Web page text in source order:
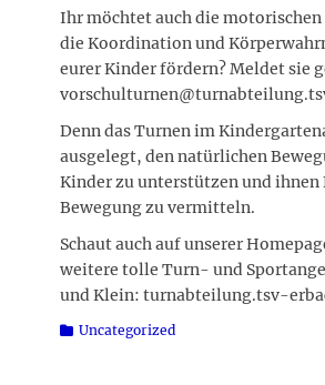
Ihr möchtet auch die
die Koordination und
eurer Kinder fördern? Meldet sie
Denn das Turnen im
ausgelegt, den natürlichen
Kinder zu unterstützen und ihnen
Bewegung zu vermitteln.
Schaut auch auf unserer
weitere tolle Turn- und
und Klein: turnabteilung.tsv-
Kategorien
Uncategorized